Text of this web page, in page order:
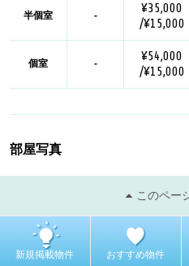
半個室 -
¥35,000
/¥15,000
個室 -
¥54,000
/¥15,000
部屋写真
このペー
新規掲載物件 おすすめ物件